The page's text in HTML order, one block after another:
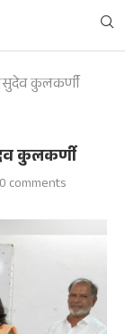
कुलकर्णी
कुलकर्णी
0 comments